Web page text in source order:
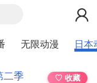
无限动漫 日本
二季
♡ 收藏